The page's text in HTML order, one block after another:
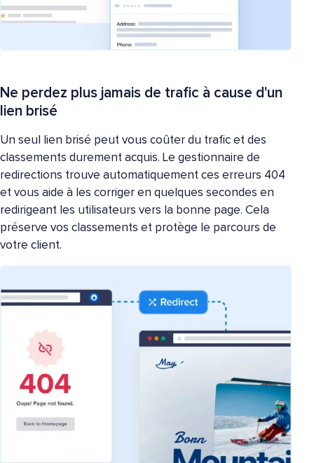
Ne perdez plus jamais de trafic à cause d'un
lien brisé
Un seul lien brisé peut vous coûter du trafic et des
classements durement acquis. Le gestionnaire de
redirections trouve automatiquement ces erreurs 404
et vous aide à les corriger en quelques secondes en
redirigeant les utilisateurs vers la bonne page. Cela
préserve vos classements et protège le parcours de
votre client.